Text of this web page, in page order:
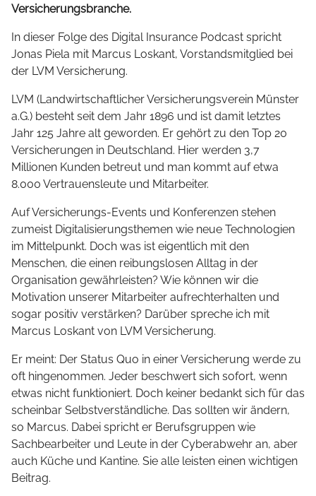
Versicherungsbranche.
In dieser Folge des Digital Insurance Podcast spricht
Jonas Piela mit Marcus Loskant, Vorstandsmitglied bei
der LVM Versicherung.
LVM (Landwirtschaftlicher Versicherungsverein Münster
a.G.) besteht seit dem Jahr 1896 und ist damit letztes
Jahr 125 Jahre alt geworden. Er gehört zu den Top 20
Versicherungen in Deutschland. Hier werden 3,7
Millionen Kunden betreut und man kommt auf etwa
8.000 Vertrauensleute und Mitarbeiter.
Auf Versicherungs-Events und Konferenzen stehen
zumeist Digitalisierungsthemen wie neue Technologien
im Mittelpunkt. Doch was ist eigentlich mit den
Menschen, die einen reibungslosen Alltag in der
Organisation gewährleisten? Wie können wir die
Motivation unserer Mitarbeiter aufrechterhalten und
sogar positiv verstärken? Darüber spreche ich mit
Marcus Loskant von LVM Versicherung.
Er meint: Der Status Quo in einer Versicherung werde zu
oft hingenommen. Jeder beschwert sich sofort, wenn
etwas nicht funktioniert. Doch keiner bedankt sich für das
scheinbar Selbstverständliche. Das sollten wir ändern,
so Marcus. Dabei spricht er Berufsgruppen wie
Sachbearbeiter und Leute in der Cyberabwehr an, aber
auch Küche und Kantine. Sie alle leisten einen wichtigen
Beitrag.